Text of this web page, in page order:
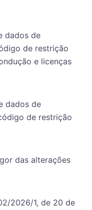
dados de
de restrição
e licenças
dados de
de restrição
das alterações
2026/1, de 20 de